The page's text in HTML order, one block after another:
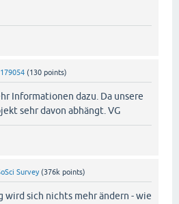
(130 points)
Informationen dazu. Da unsere
sehr davon abhängt. VG
Survey (376k points)
wird sich nichts mehr ändern - wie